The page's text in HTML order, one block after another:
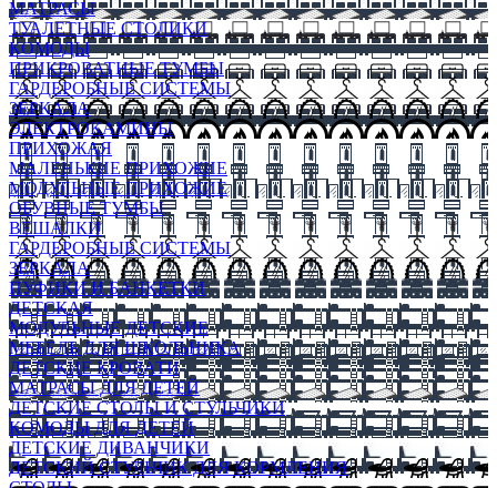
МАТРАСЫ
ТУАЛЕТНЫЕ СТОЛИКИ
КОМОДЫ
ПРИКРОВАТНЫЕ ТУМБЫ
ГАРДЕРОБНЫЕ СИСТЕМЫ
ЗЕРКАЛА
ЭЛЕКТРОКАМИНЫ
ПРИХОЖАЯ
МАЛЕНЬКИЕ ПРИХОЖИЕ
МОДУЛЬНЫЕ ПРИХОЖИЕ
ОБУВНЫЕ ТУМБЫ
ВЕШАЛКИ
ГАРДЕРОБНЫЕ СИСТЕМЫ
ЗЕРКАЛА
ПУФИКИ И БАНКЕТКИ
ДЕТСКАЯ
МОДУЛЬНЫЕ ДЕТСКИЕ
МЕБЕЛЬ ДЛЯ ШКОЛЬНИКА
ДЕТСКИЕ КРОВАТИ
МАТРАСЫ ДЛЯ ДЕТЕЙ
ДЕТСКИЕ СТОЛЫ И СТУЛЬЧИКИ
КОМОДЫ ДЛЯ ДЕТЕЙ
ДЕТСКИЕ ДИВАНЧИКИ
ДЕТСКИЙ СТУЛЬЧИК ДЛЯ КОРМЛЕНИЯ